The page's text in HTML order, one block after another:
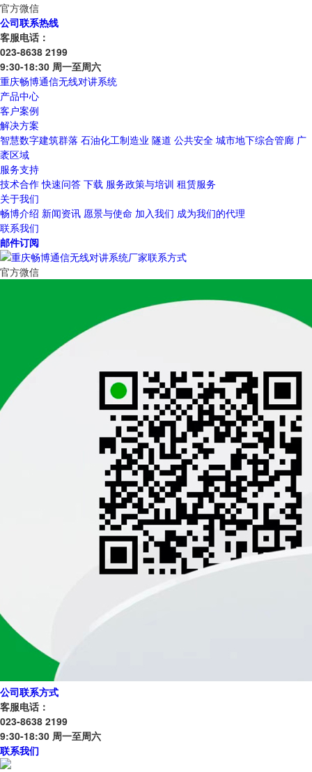
官方微信
公司联系热线
客服电话：
023-8638 2199
9:30-18:30 周一至周六
重庆畅博通信无线对讲系统
产品中心
客户案例
解决方案
智慧数字建筑群落 石油化工制造业 隧道 公共安全 城市地下综合管廊 广
袤区域
服务支持
技术合作 快速问答 下载 服务政策与培训 租赁服务
关于我们
畅博介绍 新闻资讯 愿景与使命 加入我们 成为我们的代理
联系我们
邮件订阅
官方微信
公司联系方式
客服电话：
023-8638 2199
9:30-18:30 周一至周六
联系我们